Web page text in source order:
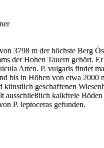
3798 m der höchste Berg
der Hohen Tauern gehört.
Arten. P. vulgaris findet
bis in Höhen von etwa 2000
geschaffenen
ausschließlich kalkfreie
P. leptoceras gefunden.